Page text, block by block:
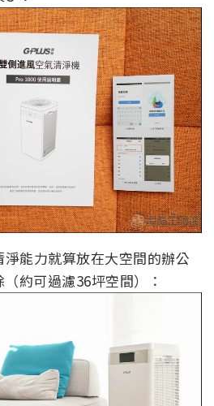
能力就算放在大空間的辦公
約可過濾36坪空間）：